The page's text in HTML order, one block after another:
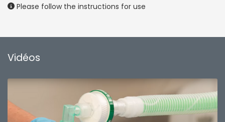
Please follow the instructions for use
Vidéos